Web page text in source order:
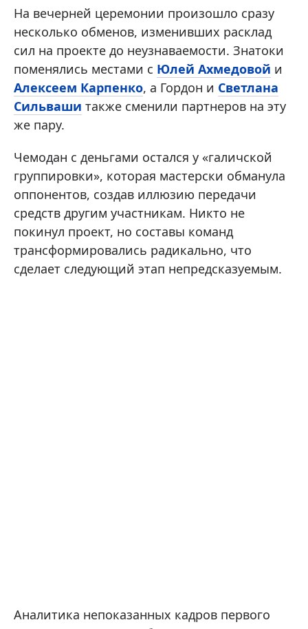
На вечерней церемонии произошло сразу
несколько обменов, изменивших расклад
сил на проекте до неузнаваемости. Знатоки
поменялись местами с Юлей Ахмедовой и
Алексеем Карпенко, а Гордон и Светлана
Сильваши также сменили партнеров на эту
же пару.
Чемодан с деньгами остался у «галичской
группировки», которая мастерски обманула
оппонентов, создав иллюзию передачи
средств другим участникам. Никто не
покинул проект, но составы команд
трансформировались радикально, что
сделает следующий этап непредсказуемым.
Аналитика непоказанных кадров первого